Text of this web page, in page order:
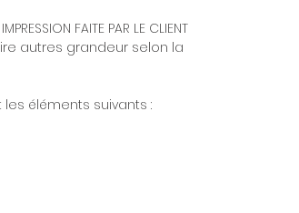
FAITE PAR LE CLIENT
autres grandeur selon la
éléments suivants :